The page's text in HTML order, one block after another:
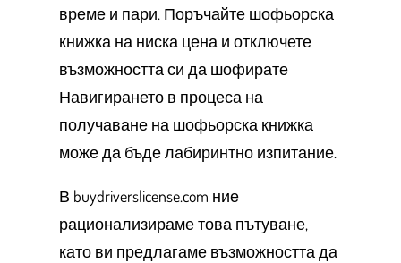
време и пари. Поръчайте шофьорска
книжка на ниска цена и отключете
възможността си да шофирате
Навигирането в процеса на
получаване на шофьорска книжка
може да бъде лабиринтно изпитание.
В buydriverslicense.com ние
рационализираме това пътуване,
като ви предлагаме възможността да